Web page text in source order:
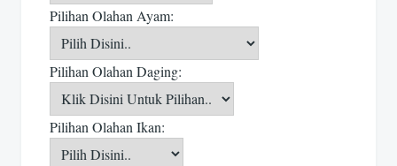
Pilihan Olahan Ayam:
Pilihan Olahan Daging:
Pilihan Olahan Ikan: